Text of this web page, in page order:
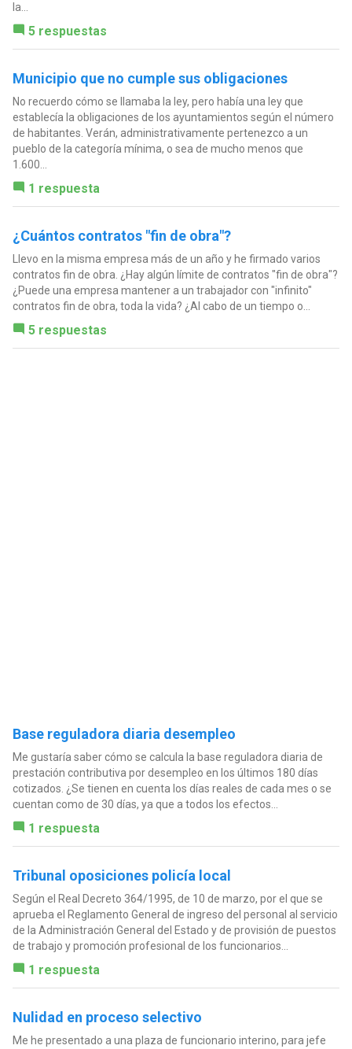
la...
5 respuestas
Municipio que no cumple sus obligaciones
No recuerdo cómo se llamaba la ley, pero había una ley que
establecía la obligaciones de los ayuntamientos según el número
de habitantes. Verán, administrativamente pertenezco a un
pueblo de la categoría mínima, o sea de mucho menos que
1.600...
1 respuesta
¿Cuántos contratos "fin de obra"?
Llevo en la misma empresa más de un año y he firmado varios
contratos fin de obra. ¿Hay algún límite de contratos "fin de obra"?
¿Puede una empresa mantener a un trabajador con "infinito"
contratos fin de obra, toda la vida? ¿Al cabo de un tiempo o...
5 respuestas
Base reguladora diaria desempleo
Me gustaría saber cómo se calcula la base reguladora diaria de
prestación contributiva por desempleo en los últimos 180 días
cotizados. ¿Se tienen en cuenta los días reales de cada mes o se
cuentan como de 30 días, ya que a todos los efectos...
1 respuesta
Tribunal oposiciones policía local
Según el Real Decreto 364/1995, de 10 de marzo, por el que se
aprueba el Reglamento General de ingreso del personal al servicio
de la Administración General del Estado y de provisión de puestos
de trabajo y promoción profesional de los funcionarios...
1 respuesta
Nulidad en proceso selectivo
Me he presentado a una plaza de funcionario interino, para jefe